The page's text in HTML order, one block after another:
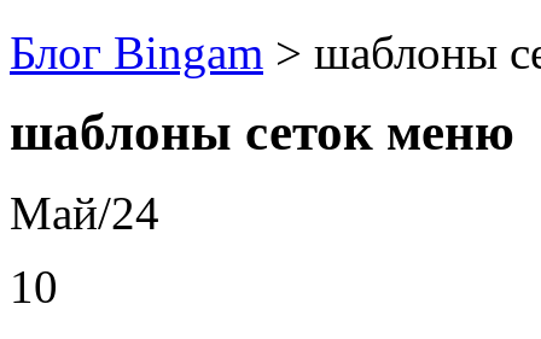
Блог Bingam > шаблоны
шаблоны сеток меню
Май/24
10